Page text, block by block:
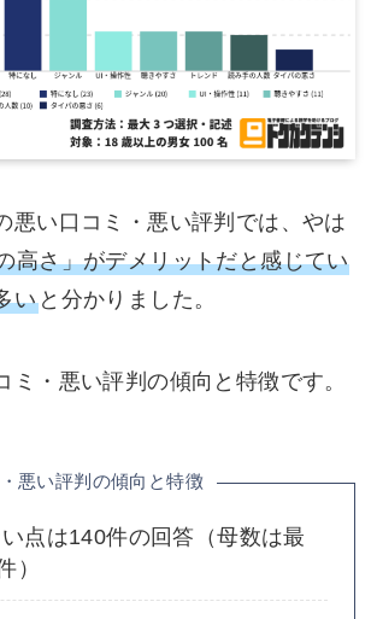
悪い口コミ・悪い評判では、やは
高さ」がデメリットだと感じてい
い と分かりました。
ミ・悪い評判の傾向と特徴です。
悪い評判の傾向と特徴
点は140件の回答（母数は最
）